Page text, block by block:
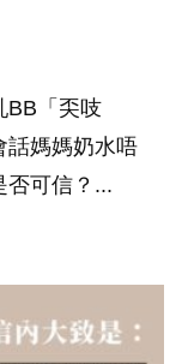
BB「奀吱
話媽媽奶水唔
否可信？...